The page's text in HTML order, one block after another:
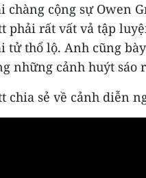
chàng cộng sự Owen
phải rất vất vả tập
tử thổ lộ. Anh cũng
những cảnh huýt sáo
chia sẻ về cảnh diễn